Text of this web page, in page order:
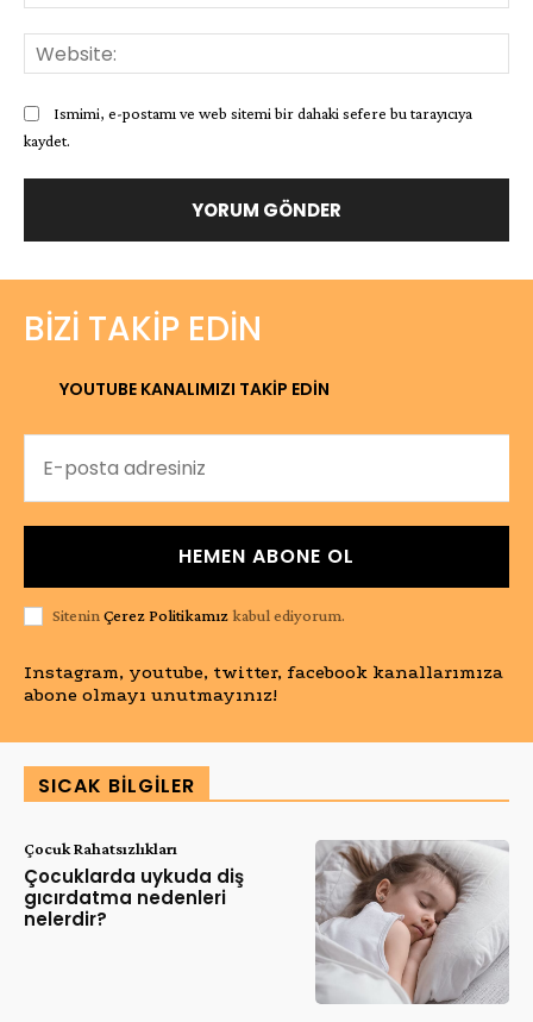
Ismimi, e-postamı ve web sitemi bir dahaki sefere bu tarayıcıya
kaydet.
BIZI TAKIP EDIN
YOUTUBE KANALIMIZI TAKİP EDİN
HEMEN ABONE OL
Sitenin Çerez Politikamızkabul ediyorum.
Instagram, youtube, twitter, facebook kanallarımıza
abone olmayı unutmayınız!
SICAK BILGILER
Çocuk Rahatsızlıkları
Çocuklarda uykuda diş
gıcırdatma nedenleri
nelerdir?